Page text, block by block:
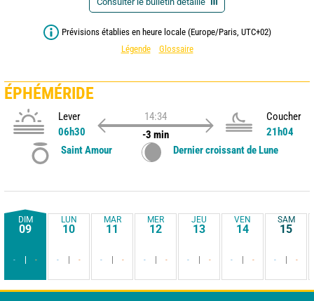
Prévisions établies en heure locale (Europe/Paris, UTC+02)
Légende
Glossaire
ÉPHÉMÉRIDE
Lever
06h30
14:34
-3 min
Coucher
21h04
Saint Amour
Dernier croissant de Lune
DIM
09
- -
LUN
10
- -
MAR
11
- -
MER
12
- -
JEU
13
- -
VEN
14
- -
SAM
15
- -